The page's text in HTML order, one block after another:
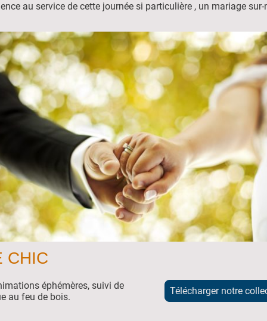
au service de cette journée si particulière , un mariage
CHIC
éphémères, suivi de
au feu de bois.
Télécharger notre